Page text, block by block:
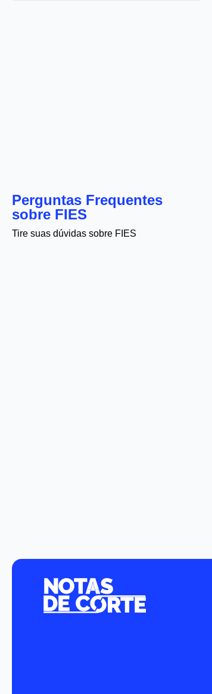
Perguntas Frequentes
sobre FIES
Tire suas dúvidas sobre FIES